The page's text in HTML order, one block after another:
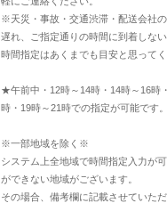
※天災・事故・交通渋滞・配送会社
遅れ、ご指定通りの時間に到着しない
時間指定はあくまでも目安と思ってく
★午前中・12時～14時・14時～16時
時・19時～21時での指定が可能です。
※一部地域を除く※
システム上全地域で時間指定入力が
ができない地域がございます。
その場合、備考欄に記載させていた